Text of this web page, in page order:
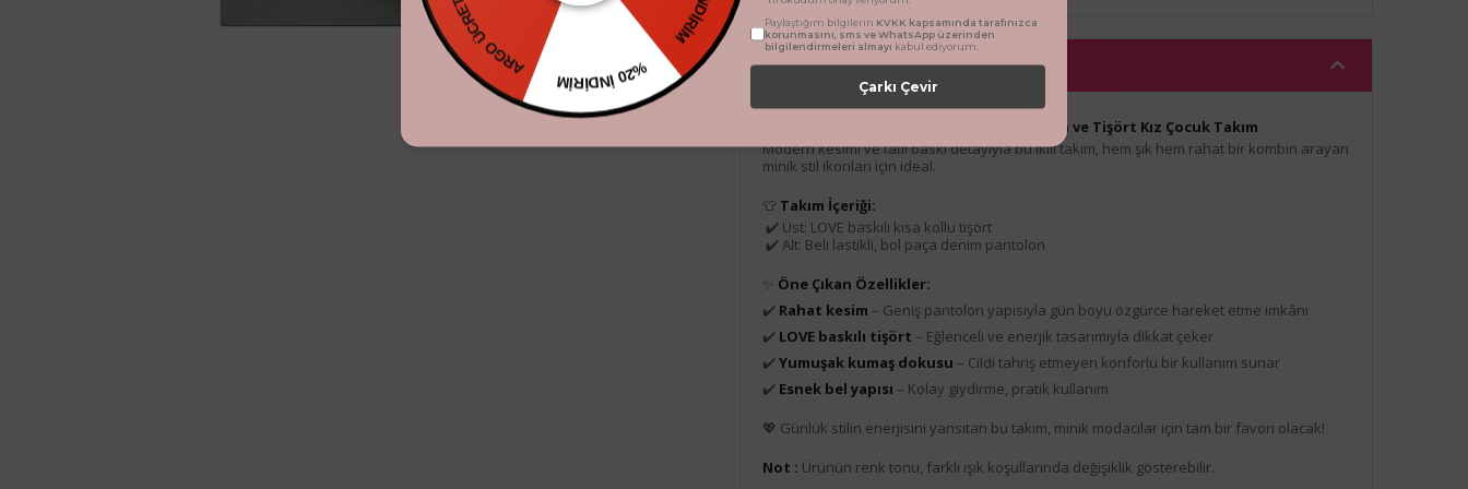
Ürün Açıklaması
Miniğimin Cicileri Love Kot Bol Pantolon ve Tişört Kız Çocuk Takım
Modern kesimi ve tatlı baskı detayıyla bu ikili takım, hem şık hem rahat bir kombin arayan
minik stil ikonları için ideal.
👕 Takım İçeriği:
✔️ Üst: LOVE baskılı kısa kollu tişört
✔️ Alt: Beli lastikli, bol paça denim pantolon
Öne Çıkan Özellikler:
✔️ Rahat kesim – Geniş pantolon yapısıyla gün boyu özgürce hareket etme imkânı
✔️ LOVE baskılı tişört – Eğlenceli ve enerjik tasarımıyla dikkat çeker
✔️ Yumuşak kumaş dokusu – Cildi tahriş etmeyen konforlu bir kullanım sunar
✔️ Esnek bel yapısı – Kolay giydirme, pratik kullanım
💖 Günlük stilin enerjisini yansıtan bu takım, minik modacılar için tam bir favori olacak!
Not : Ürünün renk tonu, farklı ışık koşullarında değişiklik gösterebilir.
%20 İNDİRİM
Paylaştığım bilgilerin KVKK kapsamında tarafınızca
korunmasını, sms ve WhatsApp üzerinden
bilgilendirmeleri almayı kabul ediyorum.
Çarkı Çevir